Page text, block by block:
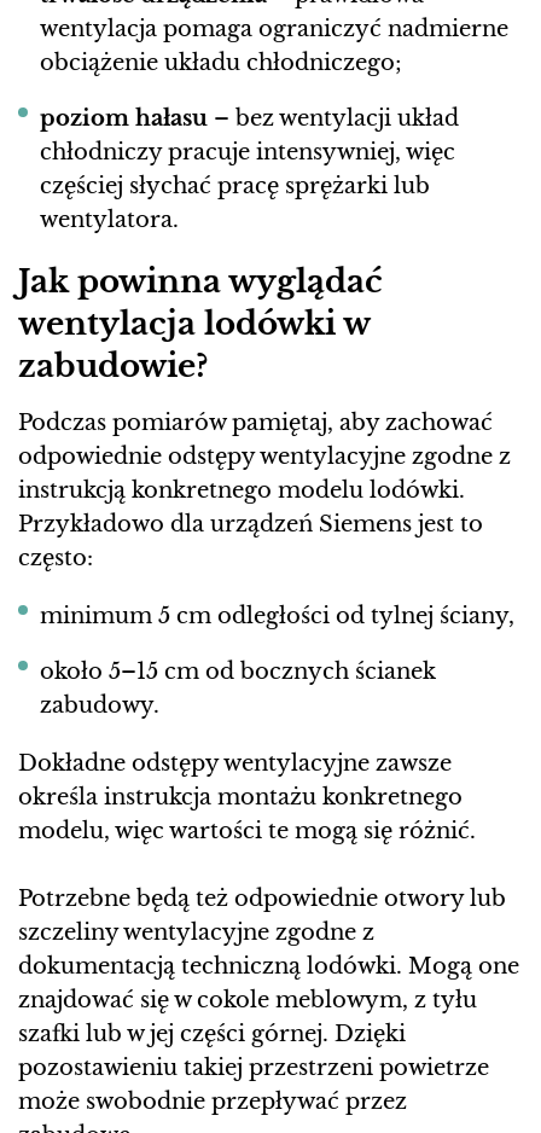
wentylacja pomaga ograniczyć nadmierne
obciążenie układu chłodniczego;
poziom hałasu – bez wentylacji układ
chłodniczy pracuje intensywniej, więc
częściej słychać pracę sprężarki lub
wentylatora.
Jak powinna wyglądać
wentylacja lodówki w
zabudowie?
Podczas pomiarów pamiętaj, aby zachować
odpowiednie odstępy wentylacyjne zgodne z
instrukcją konkretnego modelu lodówki.
Przykładowo dla urządzeń Siemens jest to
często:
minimum 5 cm odległości od tylnej ściany,
około 5–15 cm od bocznych ścianek
zabudowy.
Dokładne odstępy wentylacyjne zawsze
określa instrukcja montażu konkretnego
modelu, więc wartości te mogą się różnić.
Potrzebne będą też odpowiednie otwory lub
szczeliny wentylacyjne zgodne z
dokumentacją techniczną lodówki. Mogą one
znajdować się w cokole meblowym, z tyłu
szafki lub w jej części górnej. Dzięki
pozostawieniu takiej przestrzeni powietrze
może swobodnie przepływać przez